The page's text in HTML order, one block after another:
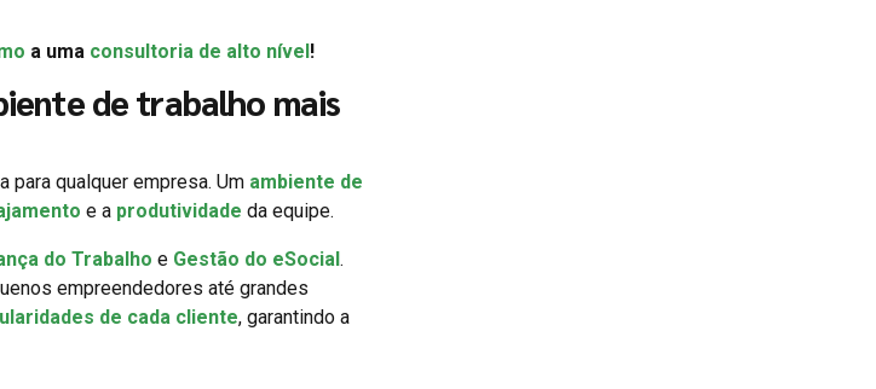
a uma consultoria de alto nível !
de trabalho mais
para qualquer empresa. Um ambiente de
e a produtividade da equipe.
do Trabalho e Gestão do eSocial.
empreendedores até grandes
de cada cliente, garantindo a